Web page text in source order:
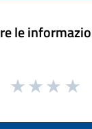
le